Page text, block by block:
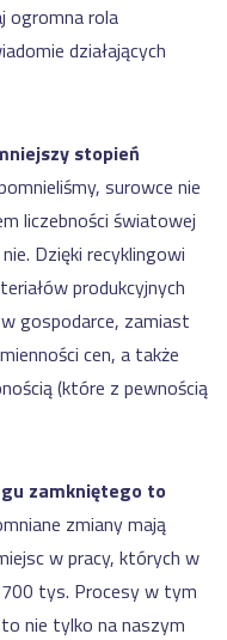
ogromna rola
działających
stopień
surowce nie
liczebności światowej
Dzięki recyklingowi
produkcyjnych
gospodarce, zamiast
cen, a także
(które z pewnością
zamkniętego to
zmiany mają
w pracy, których w
tys. Procesy w tym
nie tylko na naszym